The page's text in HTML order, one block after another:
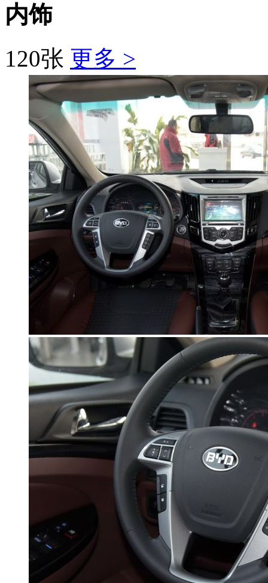
内饰
120张 更多 >